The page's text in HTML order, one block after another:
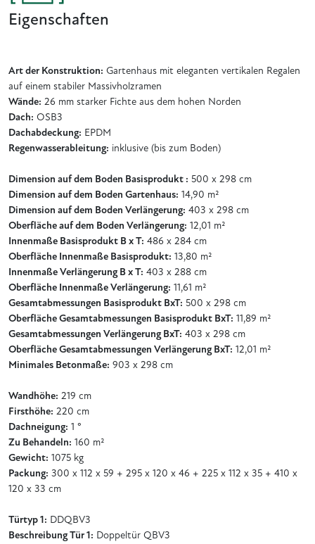
Eigenschaften
Art der Konstruktion: Gartenhaus mit eleganten vertikalen Regalen
auf einem stabiler Massivholzramen
Wände: 26 mm starker Fichte aus dem hohen Norden
Dach: OSB3
Dachabdeckung: EPDM
Regenwasserableitung: inklusive (bis zum Boden)
Dimension auf dem Boden Basisprodukt : 500 x 298 cm
Dimension auf dem Boden Gartenhaus: 14,90 m²
Dimension auf dem Boden Verlängerung: 403 x 298 cm
Oberfläche auf dem Boden Verlängerung: 12,01 m²
Innenmaße Basisprodukt B x T: 486 x 284 cm
Oberfläche Innenmaße Basisprodukt: 13,80 m²
Innenmaße Verlängerung B x T: 403 x 288 cm
Oberfläche Innenmaße Verlängerung: 11,61 m²
Gesamtabmessungen Basisprodukt BxT: 500 x 298 cm
Oberfläche Gesamtabmessungen Basisprodukt BxT: 11,89 m²
Gesamtabmessungen Verlängerung BxT: 403 x 298 cm
Oberfläche Gesamtabmessungen Verlängerung BxT: 12,01 m²
Minimales Betonmaße: 903 x 298 cm
Wandhöhe: 219 cm
Firsthöhe: 220 cm
Dachneigung: 1 °
Zu Behandeln: 160 m²
Gewicht: 1075 kg
Packung: 300 x 112 x 59 + 295 x 120 x 46 + 225 x 112 x 35 + 410 x
120 x 33 cm
Türtyp 1: DDQBV3
Beschreibung Tür 1: Doppeltür QBV3